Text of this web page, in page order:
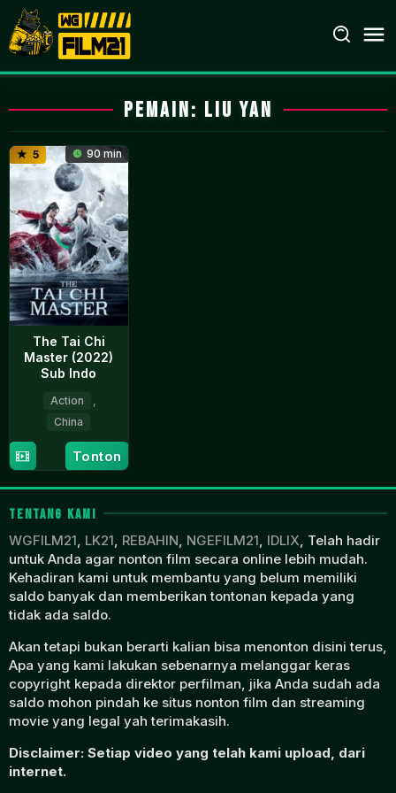
Loncat
ke
konten
Pemain: Liu Yan
5 90 min
The Tai Chi
Master (2022)
Sub Indo
Action
China
22
Jan
2022
Lin
Zhenzhao
Tonton
TENTANG KAMI
WGFILM21, LK21, REBAHIN, NGEFILM21, IDLIX, Telah hadir
untuk Anda agar nonton film secara online lebih mudah.
Kehadiran kami untuk membantu yang belum memiliki
saldo banyak dan memberikan tontonan kepada yang
tidak ada saldo.
Akan tetapi bukan berarti kalian bisa menonton disini terus,
Apa yang kami lakukan sebenarnya melanggar keras
copyright kepada direktor perfilman, jika Anda sudah ada
saldo mohon pindah ke situs nonton film dan streaming
movie yang legal yah terimakasih.
Disclaimer: Setiap video yang telah kami upload, dari
internet.